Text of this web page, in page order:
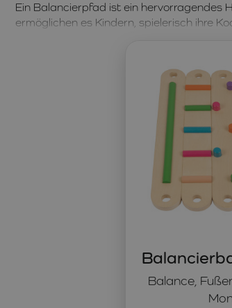
Ein Balancierpfad ist ein hervorragendes
ermöglichen es Kindern, spielerisch ihre
Für die Erstellung eines eigenen
Koordination beim Überwinden
für Kinder mit Plattfüßen ist. Sie helfen,
Balancierpfad – Spaß und
Balancehilfen wie Balancierbalken
Balancierpfad zu überwinden oder neue
Gleichgewicht zu konzentrieren.
des Fußgewölbes zu fördern. Ein
Balance,